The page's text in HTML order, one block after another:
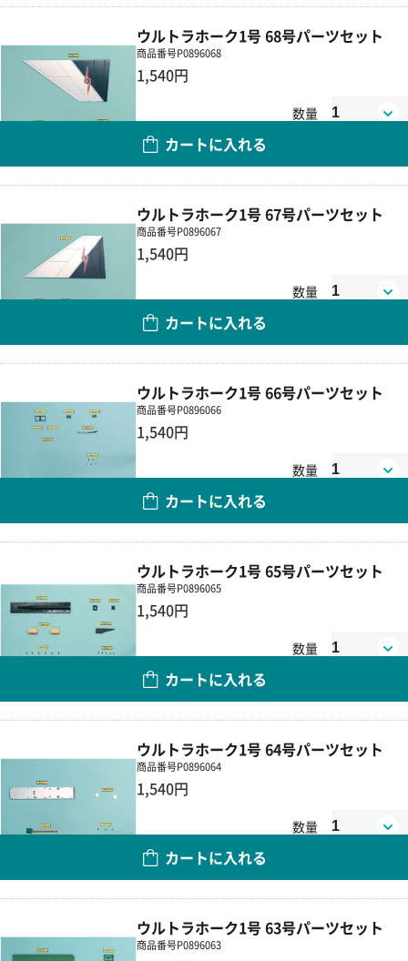
ウルトラホーク1号 68号パーツセット
商品番号P0896068
1,540円
数量
カートに入れる
ウルトラホーク1号 67号パーツセット
商品番号P0896067
1,540円
数量
カートに入れる
ウルトラホーク1号 66号パーツセット
商品番号P0896066
1,540円
数量
カートに入れる
ウルトラホーク1号 65号パーツセット
商品番号P0896065
1,540円
数量
カートに入れる
ウルトラホーク1号 64号パーツセット
商品番号P0896064
1,540円
数量
カートに入れる
ウルトラホーク1号 63号パーツセット
商品番号P0896063